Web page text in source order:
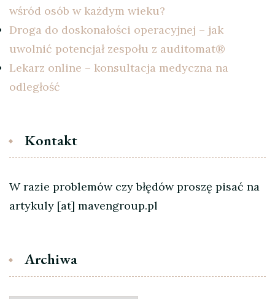
wśród osób w każdym wieku?
Droga do doskonałości operacyjnej – jak
uwolnić potencjał zespołu z auditomat®
Lekarz online – konsultacja medyczna na
odległość
Kontakt
W razie problemów czy błędów proszę pisać na
artykuly [at] mavengroup.pl
Archiwa